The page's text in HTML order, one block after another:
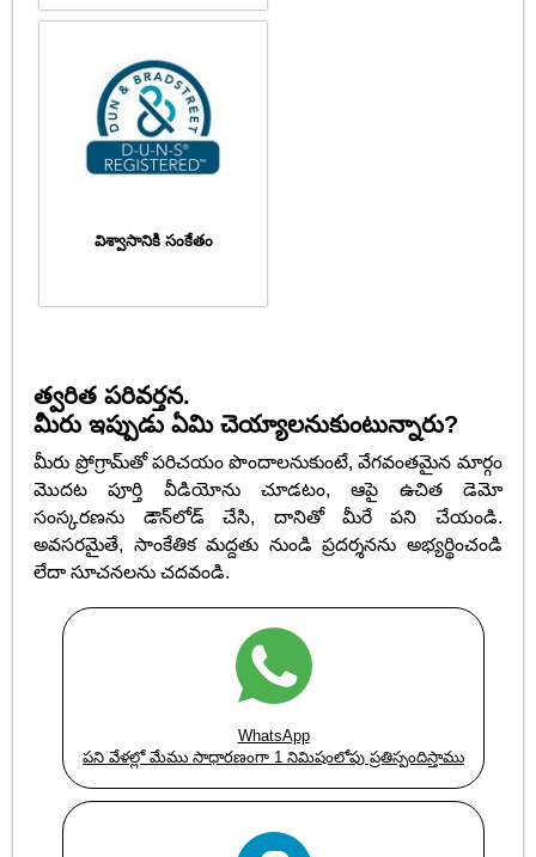
విశ్వాసానికి సంకేతం
త్వరిత పరివర్తన.
మీరు ఇప్పుడు ఏమి చెయ్యాలనుకుంటున్నారు?
మీరు ప్రోగ్రామ్‌తో పరిచయం పొందాలనుకుంటే, వేగవంతమైన మార్గం
మొదట పూర్తి వీడియోను చూడటం, ఆపై ఉచిత డెమో
సంస్కరణను డౌన్‌లోడ్ చేసి, దానితో మీరే పని చేయండి.
అవసరమైతే, సాంకేతిక మద్దతు నుండి ప్రదర్శనను అభ్యర్థించండి
లేదా సూచనలను చదవండి.
WhatsApp
పని వేళల్లో మేము సాధారణంగా 1 నిమిషంలోపు ప్రతిస్పందిస్తాము